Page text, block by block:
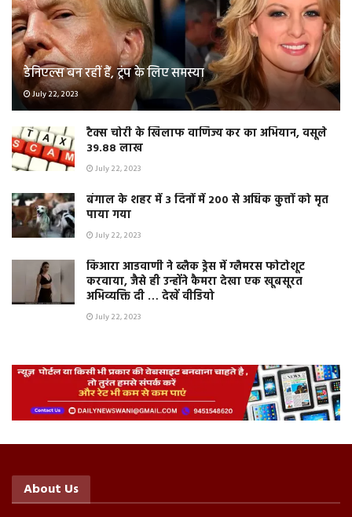
डेनिएल्स बन रहीं हैं, ट्रंप के लिए समस्या
July 22, 2023
टैक्स चोरी के खिलाफ वाणिज्य कर का अभियान, वसूले
39.88 लाख
July 22, 2023
बंगाल के शहर में 3 दिनों में 200 से अधिक कुत्तों को मृत
पाया गया
July 22, 2023
किआरा आडवाणी ने ब्लैक ड्रेस में ग्लैमरस फोटोशूट
करवाया, जैसे ही उन्होंने कैमरा देखा एक खूबसूरत
अभिव्यक्ति दी … देखें वीडियो
July 22, 2023
About Us